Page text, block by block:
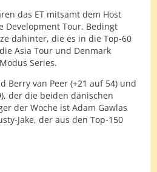
das ET mitsamt dem Host
Development Tour. Bedingt
dahinter, die es in die Top-60
Asia Tour und Denmark
Series.
Berry van Peer (+21 auf 54) und
der die beiden dänischen
der Woche ist Adam Gawlas
Jake, der aus den Top-150